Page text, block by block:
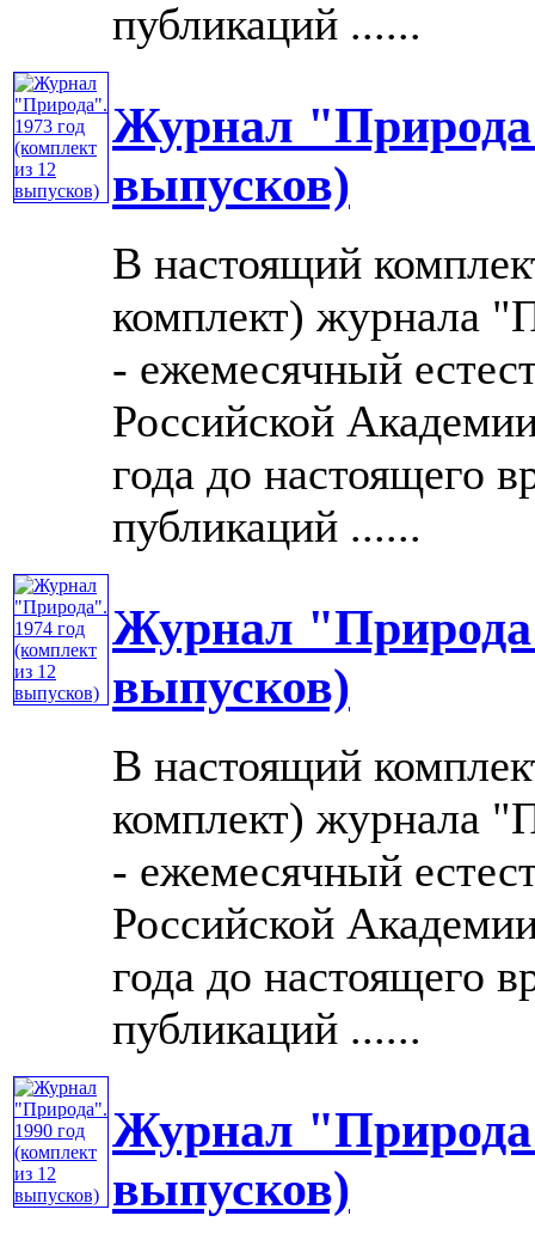
публикаций ......
Журнал
выпусков)
В настоящий
комплект) журнала
- ежемесячный
Российской
года до настоящего
публикаций ......
Журнал
выпусков)
В настоящий
комплект) журнала
- ежемесячный
Российской
года до настоящего
публикаций ......
Журнал
выпусков)